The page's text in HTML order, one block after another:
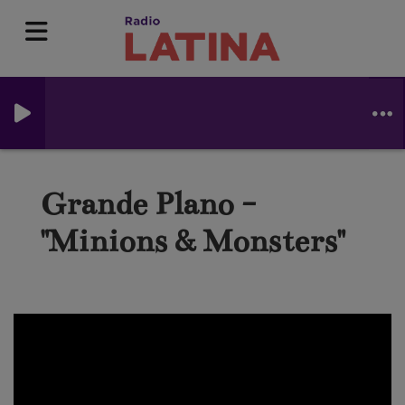
Grande Plano -
"Minions & Monsters"